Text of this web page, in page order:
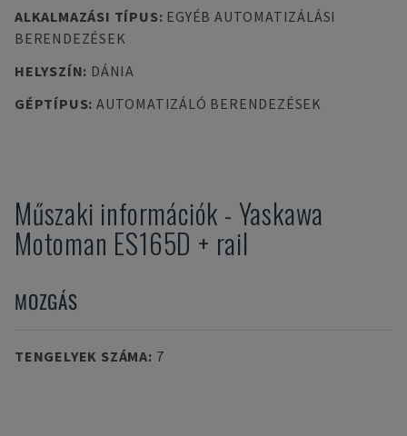
ALKALMAZÁSI TÍPUS: EGYÉB AUTOMATIZÁLÁSI
BERENDEZÉSEK
HELYSZÍN: DÁNIA
GÉPTÍPUS: AUTOMATIZÁLÓ BERENDEZÉSEK
Műszaki információk - Yaskawa
Motoman ES165D + rail
MOZGÁS
TENGELYEK SZÁMA: 7